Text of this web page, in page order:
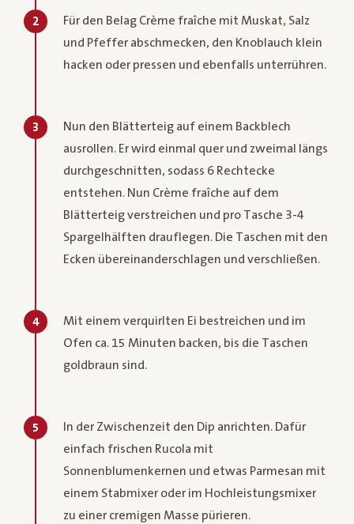
2
Für den Belag Crème fraîche mit Muskat, Salz
und Pfeffer abschmecken, den Knoblauch klein
hacken oder pressen und ebenfalls unterrühren.
3
Nun den Blätterteig auf einem Backblech
ausrollen. Er wird einmal quer und zweimal längs
durchgeschnitten, sodass 6 Rechtecke
entstehen. Nun Crème fraîche auf dem
Blätterteig verstreichen und pro Tasche 3-4
Spargelhälften drauflegen. Die Taschen mit den
Ecken übereinanderschlagen und verschließen.
4
Mit einem verquirlten Ei bestreichen und im
Ofen ca. 15 Minuten backen, bis die Taschen
goldbraun sind.
5
In der Zwischenzeit den Dip anrichten. Dafür
einfach frischen Rucola mit
Sonnenblumenkernen und etwas Parmesan mit
einem Stabmixer oder im Hochleistungsmixer
zu einer cremigen Masse pürieren.